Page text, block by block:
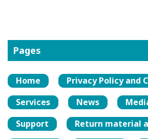
Pages
Home
Privacy Policy and
Services
News
Support
Return material